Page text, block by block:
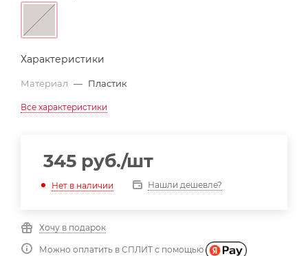
Характеристики
Материал — Пластик
Все характеристики
345 руб./шт
Нет в наличии Нашли дешевле?
Хочу в подарок
Можно оплатить в СПЛИТ с помощью